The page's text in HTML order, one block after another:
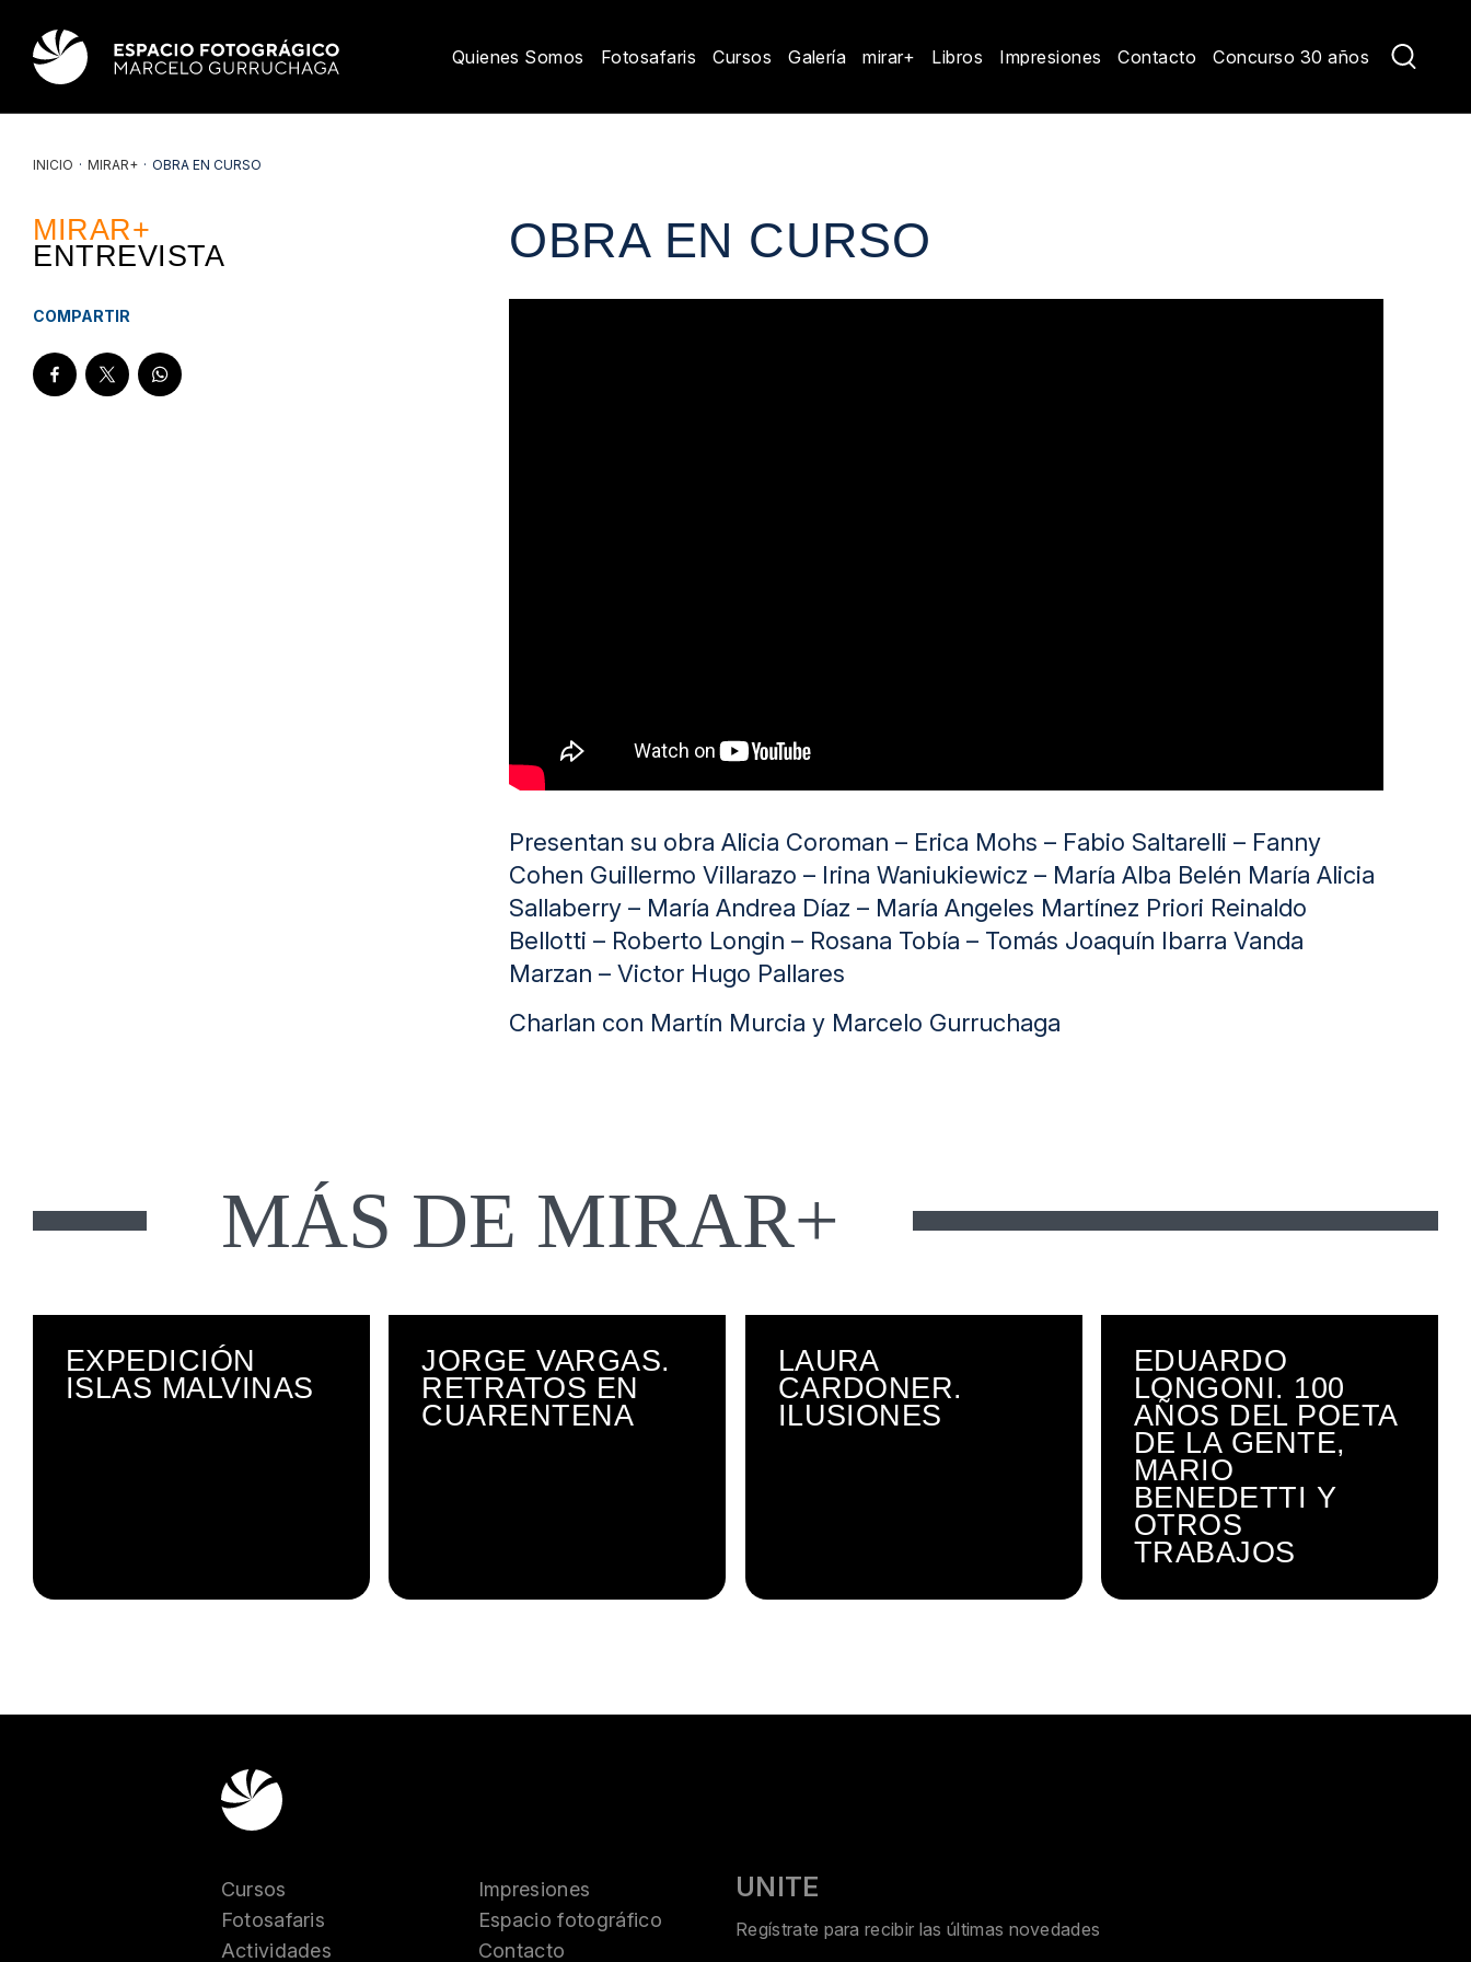
Quienes Somos Fotosafaris Cursos Galería mirar+ Libros Impresiones Contacto Concurso 30 años
INICIO · MIRAR+ · OBRA EN CURSO
MIRAR+
ENTREVISTA
COMPARTIR
OBRA EN CURSO
Presentan su obra Alicia Coroman – Erica Mohs – Fabio Saltarelli – Fanny
Cohen Guillermo Villarazo – Irina Waniukiewicz – María Alba Belén María Alicia
Sallaberry – María Andrea Díaz – María Angeles Martínez Priori Reinaldo
Bellotti – Roberto Longin – Rosana Tobía – Tomás Joaquín Ibarra Vanda
Marzan – Victor Hugo Pallares
Charlan con Martín Murcia y Marcelo Gurruchaga
MÁS DE MIRAR+
EXPEDICIÓN
ISLAS MALVINAS
JORGE VARGAS.
RETRATOS EN
CUARENTENA
LAURA
CARDONER.
ILUSIONES
EDUARDO
LONGONI. 100
AÑOS DEL POETA
DE LA GENTE,
MARIO
BENEDETTI Y
OTROS
TRABAJOS
Cursos
Fotosafaris
Actividades
Impresiones
Espacio fotográfico
Contacto
UNITE
Regístrate para recibir las últimas novedades